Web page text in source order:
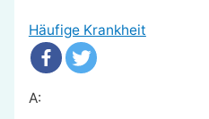
Häufige Krankheit
A: